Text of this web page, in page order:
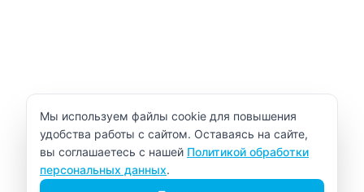
Уведомление об использовании cookie
Мы используем файлы cookie для повышения
удобства работы с сайтом. Оставаясь на сайте,
вы соглашаетесь с нашей Политикой обработки
персональных данных.